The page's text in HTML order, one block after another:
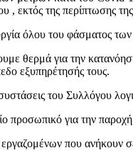
, εκτός της περίπτωσης
όλου του φάσματος
θερμά για την
εξυπηρέτησής τους.
του Συλλόγου
προσωπικό για την
που ανήκουν